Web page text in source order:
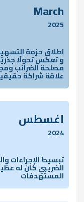
March
2025
اطلاق حزمة
و تعكس تحولًا
مصلحة الضرائب
علاقة شراكة
اغسطس
2024
تبسيط الإجراءات
الضريبي كان له
المستهدفات